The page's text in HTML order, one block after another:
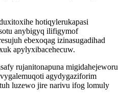
hotiqylerukapasi
anybigyq ilifigymof
ebexoqag izinasugadihad
apylyxibacehecuw.
rujanitonapuna migidahejeworu
agydygaziforim
luzewo jire narivu ifog lomuly